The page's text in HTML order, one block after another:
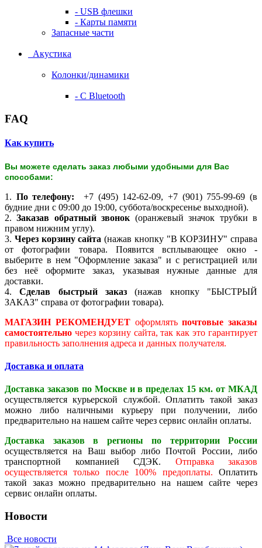
- USB флешки
- Карты памяти
Запасные части
Акустика
Колонки/динамики
- С Bluetooth
FAQ
Как купить
Вы можете сделать заказ любыми удобными для Вас
способами:
1. По телефону: +7 (495) 142-62-09, +7 (901) 755-99-69 (в
будние дни с 09:00 до 19:00, суббота/воскресенье выходной).
2.Заказав обратный звонок (оранжевый значок трубки в
правом нижним углу).
3. Через корзину сайта (нажав кнопку "В КОРЗИНУ" справа
от фотографии товара. Появится всплывающее окно -
выберите в нем "Оформление заказа" и с регистрацией или
без неё оформите заказ, указывая нужные данные для
доставки.
4.Сделав быстрый заказ (нажав кнопку "БЫСТРЫЙ
ЗАКАЗ" справа от фотографии товара).
МАГАЗИН РЕКОМЕНДУЕТоформлятьпочтовые заказы
самостоятельно через корзину сайта, так как это гарантирует
правильность заполнения адреса и данных получателя.
Доставка и оплата
Доставка заказов по Москве и в пределах 15 км. от МКАД
осуществляется курьерской службой. Оплатить такой заказ
можно либо наличными курьеру при получении, либо
предварительно на нашем сайте через сервис онлайн оплаты.
Доставка заказов в регионы по территории России
осуществляется на Ваш выбор либо Почтой России, либо
транспортной компанией СДЭК. Отправка заказов
осуществляется только после 100% предоплаты. Оплатить
такой заказ можно предварительно на нашем сайте через
сервис онлайн оплаты.
Новости
Все новости